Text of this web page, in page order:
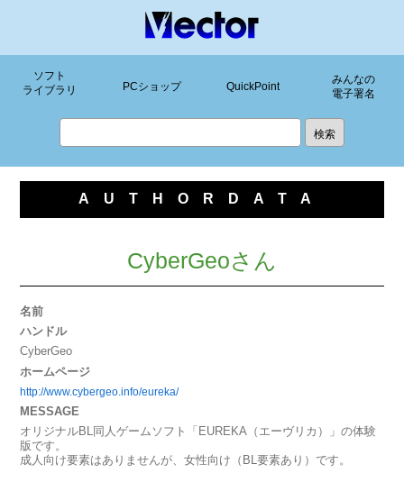
ソフト
ライブラリ
PCショップ QuickPoint
みんなの
電子署名
AUTHORDATA
CyberGeoさん
名前
ハンドル
CyberGeo
ホームページ
http://www.cybergeo.info/eureka/
MESSAGE
オリジナルBL同人ゲームソフト「EUREKA（エーヴリカ）」の体験
版です。
成人向け要素はありませんが、女性向け（BL要素あり）です。